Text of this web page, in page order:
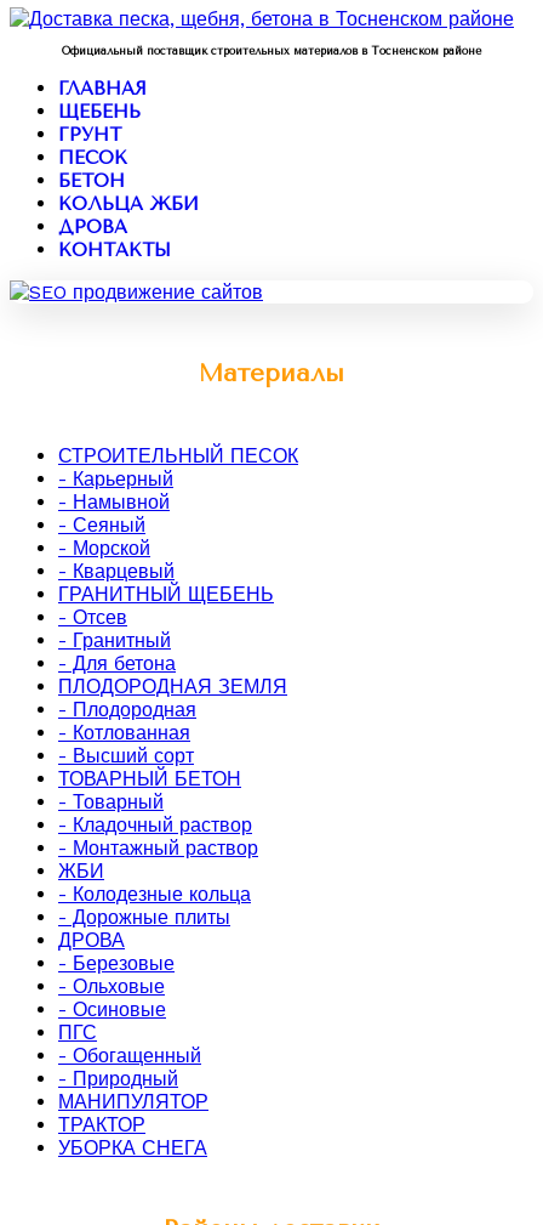
Официальный поставщик строительных материалов в Тосненском районе
ГЛАВНАЯ
ЩЕБЕНЬ
ГРУНТ
ПЕСОК
БЕТОН
КОЛЬЦА ЖБИ
ДРОВА
КОНТАКТЫ
Материалы
СТРОИТЕЛЬНЫЙ ПЕСОК
- Карьерный
- Намывной
- Сеяный
- Морской
- Кварцевый
ГРАНИТНЫЙ ЩЕБЕНЬ
- Отсев
- Гранитный
- Для бетона
ПЛОДОРОДНАЯ ЗЕМЛЯ
- Плодородная
- Котлованная
- Высший сорт
ТОВАРНЫЙ БЕТОН
- Товарный
- Кладочный раствор
- Монтажный раствор
ЖБИ
- Колодезные кольца
- Дорожные плиты
ДРОВА
- Березовые
- Ольховые
- Осиновые
ПГС
- Обогащенный
- Природный
МАНИПУЛЯТОР
ТРАКТОР
УБОРКА СНЕГА